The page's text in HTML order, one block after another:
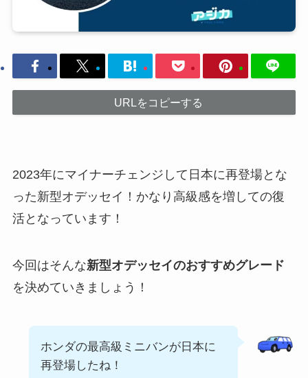
URLをコピーする
2023年にマイナーチェンジして日本に再登場とな
った新型オデッセイ！かなり高級感を増しての復
活となっています！
今回はそんな新型オデッセイのおすすめグレード
を決めていきましょう！
ホンダの最高級ミニバンが日本に
再登場したね！